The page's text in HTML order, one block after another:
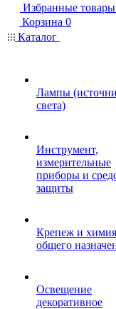
Избранные товары
Корзина 0
Каталог
Лампы
света)
Инструмент,
измерительные
приборы и
защиты
Крепеж и химия
общего
Освещение
декоративное